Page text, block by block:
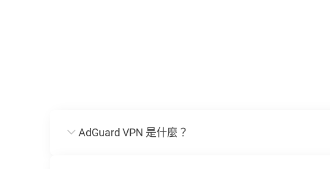
AdGuard VPN 是什麼？